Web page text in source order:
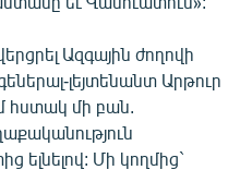
Ազգային ժողովի
լեյտենանտ Արթուր
հստակ մի բան.
ելնելով: Մի կողմից`